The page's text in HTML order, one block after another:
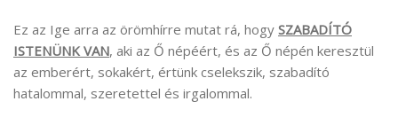
Ez az Ige arra az örömhírre mutat rá, hogy SZABADÍTÓ
ISTENÜNK VAN, aki az Ő népéért, és az Ő népén keresztül
az emberért, sokakért, értünk cselekszik, szabadító
hatalommal, szeretettel és irgalommal.